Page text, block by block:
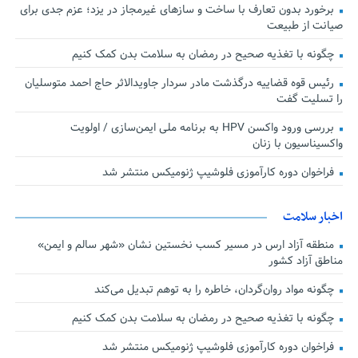
برخورد بدون تعارف با ساخت‌ و سازهای غیرمجاز در یزد؛ عزم جدی برای
صیانت از طبیعت
چگونه با تغذیه صحیح در رمضان به سلامت بدن کمک کنیم
رئیس قوه قضاییه درگذشت مادر سردار جاویدالاثر حاج احمد متوسلیان
را تسلیت گفت
بررسی ورود واکسن HPV به برنامه ملی ایمن‌سازی / اولویت
واکسیناسیون با زنان
فراخوان دوره کارآموزی فلوشیپ ژنومیکس منتشر شد
اخبار سلامت
منطقه آزاد ارس در مسیر کسب نخستین نشان «شهر سالم و ایمن»
مناطق آزاد کشور
چگونه مواد روان‌گردان، خاطره را به توهم تبدیل می‌کند
چگونه با تغذیه صحیح در رمضان به سلامت بدن کمک کنیم
فراخوان دوره کارآموزی فلوشیپ ژنومیکس منتشر شد